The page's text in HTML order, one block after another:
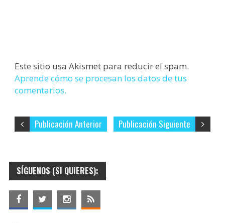
Este sitio usa Akismet para reducir el spam.
Aprende cómo se procesan los datos de tus
comentarios.
Publicación Siguiente
Publicación Anterior
SÍGUENOS (SI QUIERES):